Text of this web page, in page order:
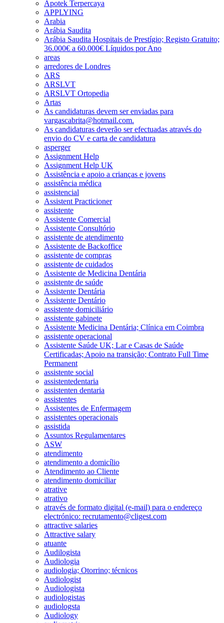
Apotek Terpercaya
APPLYING
Arabia
Arábia Saudita
Arábia Saudita Hospitais de Prestígio; Registo Gratuito;
36.000€ a 60.000€ Líquidos por Ano
areas
arredores de Londres
ARS
ARSLVT
ARSLVT Ortopedia
Artas
As candidaturas devem ser enviadas para
vargascabrita@hotmail.com.
As candidaturas deverão ser efectuadas através do
envio do CV e carta de candidatura
asperger
Assignment Help
Assignment Help UK
Assistência e apoio a crianças e jovens
assistência médica
assistencial
Assistent Practicioner
assistente
Assistente Comercial
Assistente Consultório
assistente de atendimento
Assistente de Backoffice
assistente de compras
assistente de cuidados
Assistente de Medicina Dentária
assistente de saúde
Assistente Dentária
Assistente Dentário
assistente domiciliário
assistente gabinete
Assistente Medicina Dentária; Clínica em Coimbra
assistente operacional
Assistente Saúde UK; Lar e Casas de Saúde
Certificadas; Apoio na transição; Contrato Full Time
Permanent
assistente social
assistentedentaria
assistenten dentaria
assistentes
Assistentes de Enfermagem
assistentes operacionais
assistida
Assuntos Regulamentares
ASW
atendimento
atendimento a domicílio
Atendimento ao Cliente
atendimento domiciliar
atrative
atrativo
através de formato digital (e-mail) para o endereço
electrónico: recrutamento@cligest.com
attractive salaries
Attractive salary
atuante
Audilogista
Audiologia
audiologia; Otorrino; técnicos
Audiologist
Audiologista
audiologistas
audiologsta
Audiology